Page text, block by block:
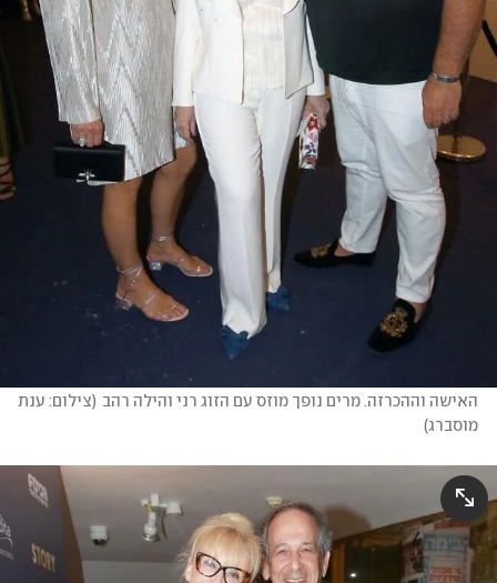
האישה וההכרזה. מרים נופך מוזס עם הזוג רני והילה רהב (
מוסברג)